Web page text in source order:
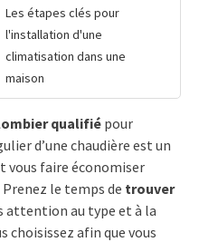
Les étapes clés pour
l'installation d'une
climatisation dans une
maison
qualifié pour
d’une chaudière est un
vous faire économiser
Prenez le temps de trouver
attention au type et à la
choisissez afin que vous